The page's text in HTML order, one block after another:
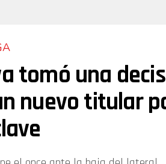
tomó una
nuevo titular